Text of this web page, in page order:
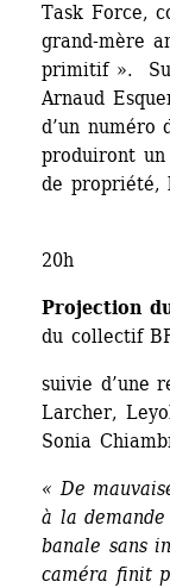
Task Force,
grand-mère
primitif ».
Arnaud
d’un numéro
produiront
de propriété,
20h
Projection
du collectif
suivie d’une
Larcher,
Sonia
« De
à la
banale sans
caméra finit